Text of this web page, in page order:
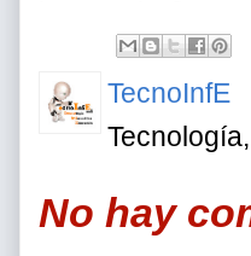
TecnoInfE
No hay